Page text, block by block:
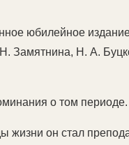
юбилейное
Замятнина, Н. А.
о том периоде.
жизни он стал